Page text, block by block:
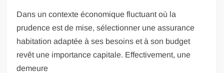
Dans un contexte économique fluctuant où la
prudence est de mise, sélectionner une assurance
habitation adaptée à ses besoins et à son budget
revêt une importance capitale. Effectivement, une
demeure